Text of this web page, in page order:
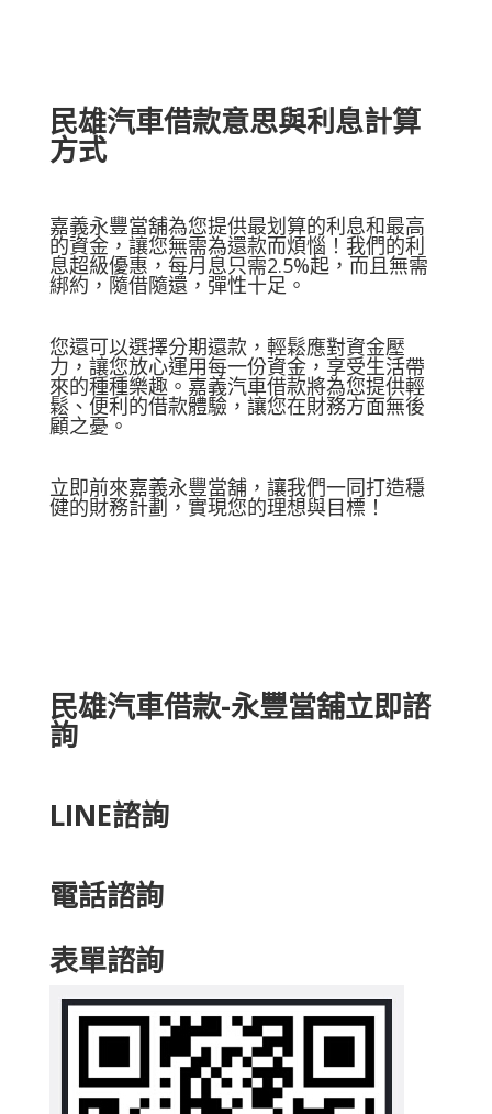
民雄汽車借款意思與利息計算
方式
嘉義永豐當舖為您提供最划算的利息和最高
的資金，讓您無需為還款而煩惱！我們的利
息超級優惠，每月息只需2.5%起，而且無需
綁約，隨借隨還，彈性十足。
您還可以選擇分期還款，輕鬆應對資金壓
力，讓您放心運用每一份資金，享受生活帶
來的種種樂趣。嘉義汽車借款將為您提供輕
鬆、便利的借款體驗，讓您在財務方面無後
顧之憂。
立即前來嘉義永豐當舖，讓我們一同打造穩
健的財務計劃，實現您的理想與目標！
民雄汽車借款-永豐當舖立即諮
詢
LINE諮詢
電話諮詢
表單諮詢